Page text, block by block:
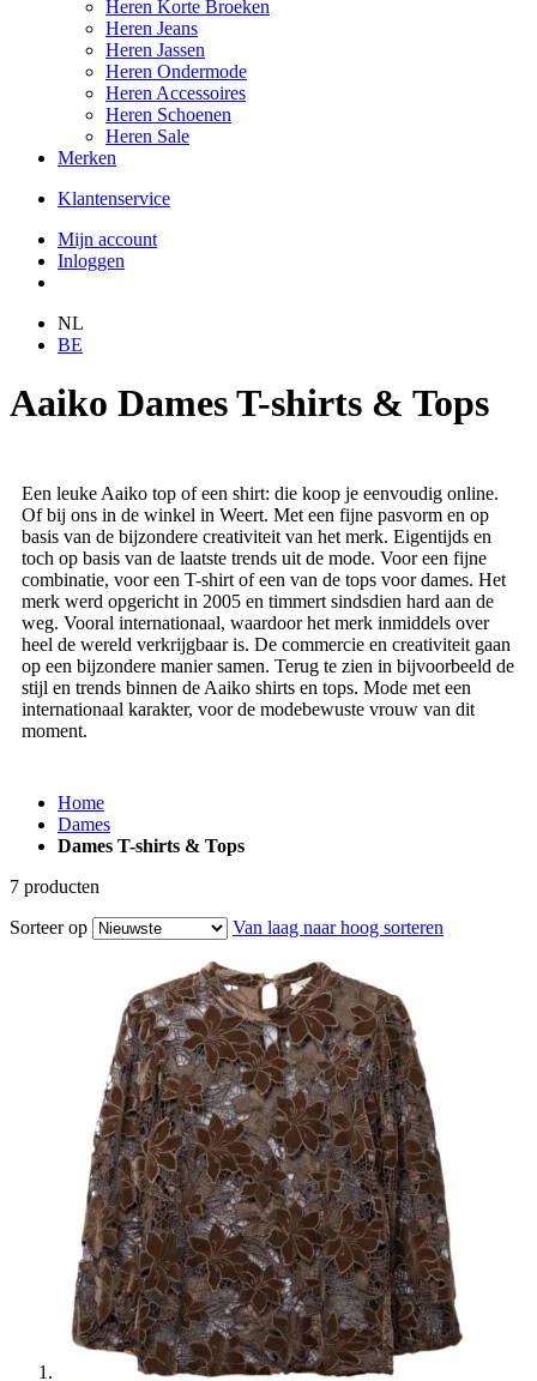
Heren Korte Broeken
Heren Jeans
Heren Jassen
Heren Ondermode
Heren Accessoires
Heren Schoenen
Heren Sale
Merken
Klantenservice
Mijn account
Inloggen
NL
BE
Aaiko Dames T-shirts & Tops
Een leuke Aaiko top of een shirt: die koop je eenvoudig online.
Of bij ons in de winkel in Weert. Met een fijne pasvorm en op
basis van de bijzondere creativiteit van het merk. Eigentijds en
toch op basis van de laatste trends uit de mode. Voor een fijne
combinatie, voor een T-shirt of een van de tops voor dames. Het
merk werd opgericht in 2005 en timmert sindsdien hard aan de
weg. Vooral internationaal, waardoor het merk inmiddels over
heel de wereld verkrijgbaar is. De commercie en creativiteit gaan
op een bijzondere manier samen. Terug te zien in bijvoorbeeld de
stijl en trends binnen de Aaiko shirts en tops. Mode met een
internationaal karakter, voor de modebewuste vrouw van dit
moment.
Home
Dames
Dames T-shirts & Tops
7 producten
Sorteer op
Van laag naar hoog sorteren